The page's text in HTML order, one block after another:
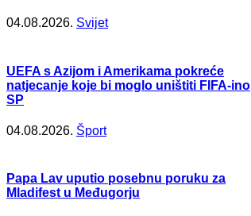
04.08.2026. Svijet
UEFA s Azijom i Amerikama pokreće
natjecanje koje bi moglo uništiti FIFA-ino
SP
04.08.2026. Šport
Papa Lav uputio posebnu poruku za
Mladifest u Međugorju